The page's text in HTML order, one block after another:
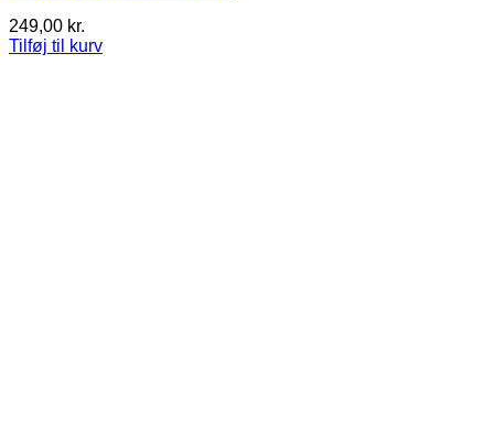
249,00 kr.
Tilføj til kurv